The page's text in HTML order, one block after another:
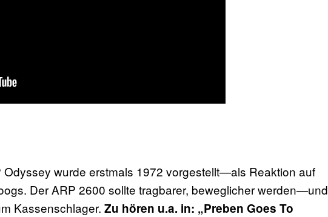
wurde erstmals 1972 vorgestellt—als Reaktion auf
Der ARP 2600 sollte tragbarer, beweglicher werden—und
Kassenschlager. Zu hören u.a. in: „Preben Goes To